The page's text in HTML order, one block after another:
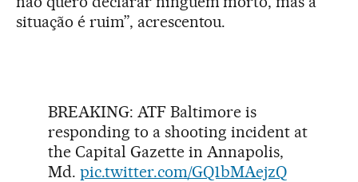
situação é ruim”, acrescentou.
BREAKING: ATF Baltimore is
responding to a shooting incident at
the Capital Gazette in Annapolis,
Md. pic.twitter.com/GQ1bMAejzQ